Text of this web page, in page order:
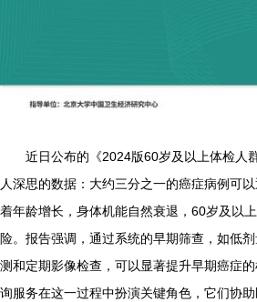
近日公布的《2024版60岁及以上体检人
人深思的数据：大约三分之一的癌症病例可
着年龄增长，身体机能自然衰退，60岁及以
险。报告强调，通过系统的早期筛查，如低
测和定期影像检查，可以显著提升早期癌症
询服务在这一过程中扮演关键角色，它们协